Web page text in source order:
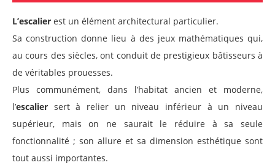
L’escalier est un élément architectural particulier.
Sa construction donne lieu à des jeux mathématiques qui,
au cours des siècles, ont conduit de prestigieux bâtisseurs à
de véritables prouesses.
Plus communément, dans l’habitat ancien et moderne,
l’escalier sert à relier un niveau inférieur à un niveau
supérieur, mais on ne saurait le réduire à sa seule
fonctionnalité ; son allure et sa dimension esthétique sont
tout aussi importantes.